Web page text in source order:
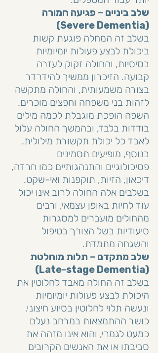
שלב ביניים – פגיעה חמורה
(Severe Dementia)
בשלב זה המחלה פוגעת קשות
ביכולת לבצע פעולות יומיומיות
בסיסיות, והחולה זקוק לעזרה
קבועה. הזיכרון ממשיך להידרדר
בצורה משמעותית, והחולה מתקשה
לזהות בני משפחה וחפצים מוכרים.
השפה הופכת מוגבלת לכמה מילים
בודדות בלבד, ובהמשך החולה עלול
לאבד כל יכולת תקשורת מילולית.
בנוסף, מופיעים תסמינים
פסיכולוגיים והתנהגותיים כמו חרדה,
דיכאון, הזיות, תוקפנות ואי-שקט.
בשלבים אלה החולה לרוב אינו יכול
עוד לחיות באופן עצמאי, ורבים
מהחולים מועברים למסגרות
סיעודיות בשל הצורך בטיפול
והשגחה מתמדת.
שלב מתקדם – תלות מוחלטת
(Late-stage Dementia)
בשלב זה החולה מאבד לחלוטין את
היכולת לבצע פעולות יומיומיות
ונעשה תלוי לחלוטין בסיוע חיצוני.
כושר ההתמצאות במרחב נעלם
כמעט לגמרי, והוא אינו מזהה את
סביבתו או את האנשים הקרובים